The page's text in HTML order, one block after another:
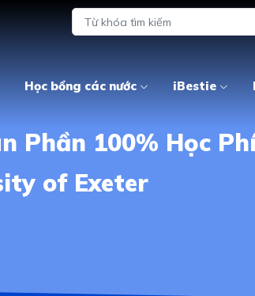
Học bổng các nước iBestie
Phần 100% Học
of Exeter